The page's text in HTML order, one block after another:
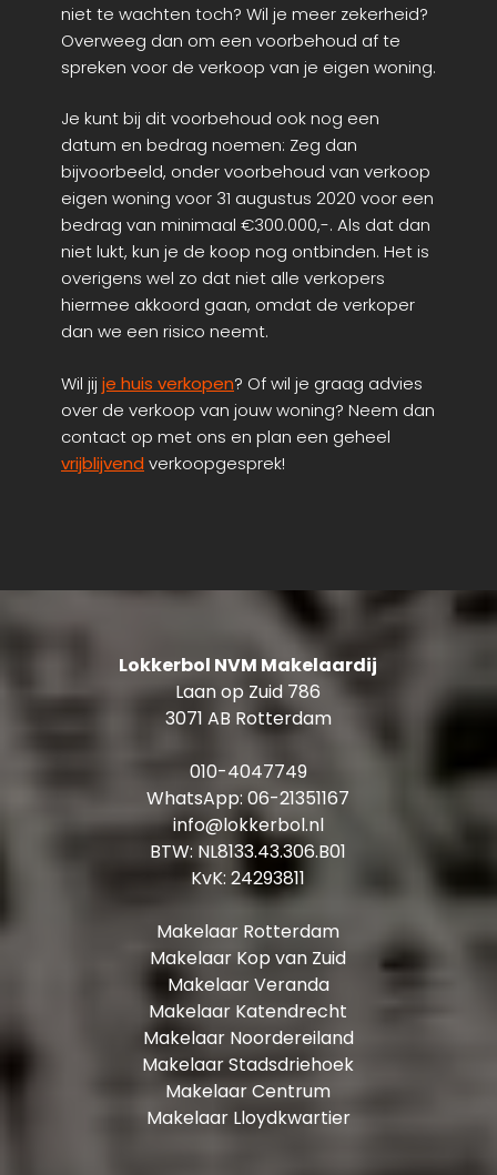
niet te wachten toch? Wil je meer zekerheid?
Overweeg dan om een voorbehoud af te
spreken voor de verkoop van je eigen woning.
Je kunt bij dit voorbehoud ook nog een
datum en bedrag noemen: Zeg dan
bijvoorbeeld, onder voorbehoud van verkoop
eigen woning voor 31 augustus 2020 voor een
bedrag van minimaal €300.000,-. Als dat dan
niet lukt, kun je de koop nog ontbinden. Het is
overigens wel zo dat niet alle verkopers
hiermee akkoord gaan, omdat de verkoper
dan we een risico neemt.
Wil jij je huis verkopen? Of wil je graag advies
over de verkoop van jouw woning? Neem dan
contact op met ons en plan een geheel
vrijblijvend verkoopgesprek!
Lokkerbol NVM Makelaardij
Laan op Zuid 786
3071 AB Rotterdam
010-4047749
WhatsApp:06-21351167
info@lokkerbol.nl
BTW: NL8133.43.306.B01
KvK: 24293811
Makelaar Rotterdam
Makelaar Kop van Zuid
Makelaar Veranda
Makelaar Katendrecht
Makelaar Noordereiland
Makelaar Stadsdriehoek
Makelaar Centrum
Makelaar Lloydkwartier